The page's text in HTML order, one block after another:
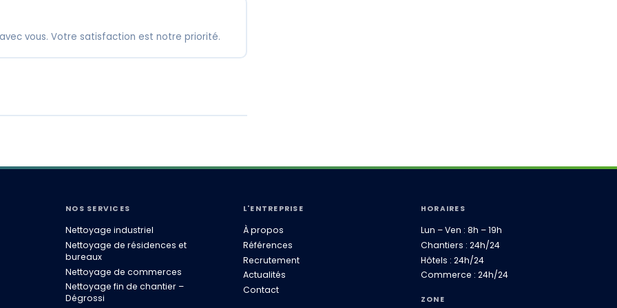
vous. Votre satisfaction est notre priorité.
NOS SERVICES
Nettoyage industriel
Nettoyage de résidences et
bureaux
Nettoyage de commerces
Nettoyage fin de chantier –
Dégrossi
L'ENTREPRISE
À propos
Références
Recrutement
Actualités
Contact
HORAIRES
Lun – Ven : 8h – 19h
Chantiers : 24h/24
Hôtels : 24h/24
Commerce : 24h/24
ZONE